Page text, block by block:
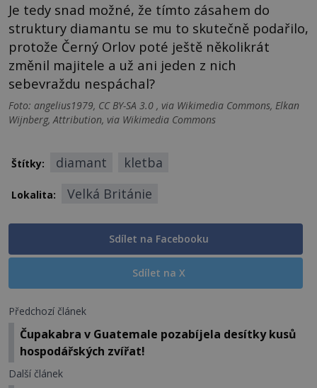
Je tedy snad možné, že tímto zásahem do
struktury diamantu se mu to skutečně podařilo,
protože Černý Orlov poté ještě několikrát
změnil majitele a už ani jeden z nich
sebevraždu nespáchal?
Foto: angelius1979, CC BY-SA 3.0 , via Wikimedia Commons, Elkan
Wijnberg, Attribution, via Wikimedia Commons
Štítky: diamant kletba
Lokalita: Velká Británie
Sdílet na Facebooku
Sdílet na X
Předchozí článek
Čupakabra v Guatemale pozabíjela desítky kusů
hospodářských zvířat!
Další článek